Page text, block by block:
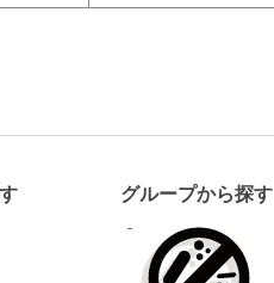
グループから探す